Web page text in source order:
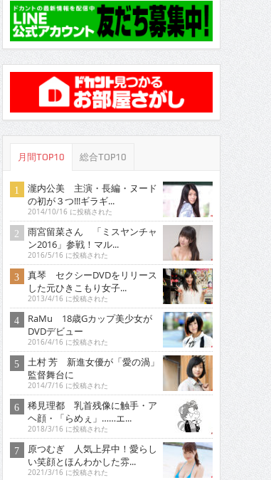
月間TOP10 総合TOP10
瀧内公美 主演・長編・ヌード
の初が３つ!!!ギラギ...
2014/10/16 に投稿された
雨宮留菜さん 「ミスヤンチャ
ン2016」参戦！マル...
2016/5/16 に投稿された
真琴 セクシーDVDをリリース
した元ひきこもり女子...
2013/4/16 に投稿された
RaMu 18歳Gカップ美少女が
DVDデビュー
2016/4/16 に投稿された
土村 芳 新進女優が「愛の渦」
監督舞台に
2014/7/16 に投稿された
稀見理都 乳首残像に触手・ア
ヘ顔・「らめぇ」……エ...
2018/3/16 に投稿された
原つむぎ 人気上昇中！愛らし
い笑顔とほんわかした雰...
2021/3/16 に投稿された